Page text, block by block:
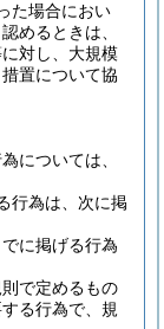
た場合におい
めるときは、
対し、大規模
置について協
については、
行為は、次に掲
に掲げる行為
で定めるもの
る行為で、規